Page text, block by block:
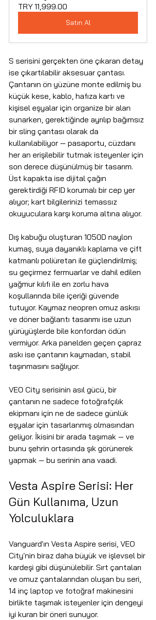
TRY 11,999.00
Satın Al
S serisini gerçekten öne çıkaran detay
ise çıkartılabilir aksesuar çantası.
Çantanın ön yüzüne monte edilmiş bu
küçük kese, kablo, hafıza kartı ve
kişisel eşyalar için organize bir alan
sunarken, gerektiğinde ayrılıp bağımsız
bir sling çantası olarak da
kullanılabiliyor — pasaportu, cüzdanı
her an erişilebilir tutmak isteyenler için
son derece düşünülmüş bir tasarım.
Üst kapakta ise dijital çağın
gerektirdiği RFID korumalı bir cep yer
alıyor; kart bilgilerinizi temassız
okuyuculara karşı koruma altına alıyor.
Dış kabuğu oluşturan 1050D naylon
kumaş, suya dayanıklı kaplama ve çift
katmanlı poliüretan ile güçlendirilmiş;
su geçirmez fermuarlar ve dahil edilen
yağmur kılıfı ile en zorlu hava
koşullarında bile içeriği güvende
tutuyor. Kaymaz neopren omuz askısı
ve döner bağlantı tasarımı ise uzun
yürüyüşlerde bile konfordan ödün
vermiyor. Arka panelden geçen çapraz
askı ise çantanın kaymadan, stabil
taşınmasını sağlıyor.
VEO City serisinin asıl gücü, bir
çantanın ne sadece fotoğrafçılık
ekipmanı için ne de sadece günlük
eşyalar için tasarlanmış olmasından
geliyor. İkisini bir arada taşımak — ve
bunu şehrin ortasında şık görünerek
yapmak — bu serinin ana vaadi.
Vesta Aspire Serisi: Her
Gün Kullanıma, Uzun
Yolculuklara
Vanguard'ın Vesta Aspire serisi, VEO
City'nin biraz daha büyük ve işlevsel bir
kardeşi gibi düşünülebilir. Sırt çantaları
ve omuz çantalarından oluşan bu seri,
14 inç laptop ve fotoğraf makinesini
birlikte taşımak isteyenler için dengeyi
iyi kuran bir öneri sunuyor.